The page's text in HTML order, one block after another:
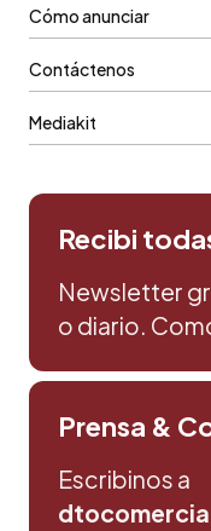
Cómo anunciar
Contáctenos
Mediakit
Recibi
Newsletter
o diario.
Prensa &
Escribinos a